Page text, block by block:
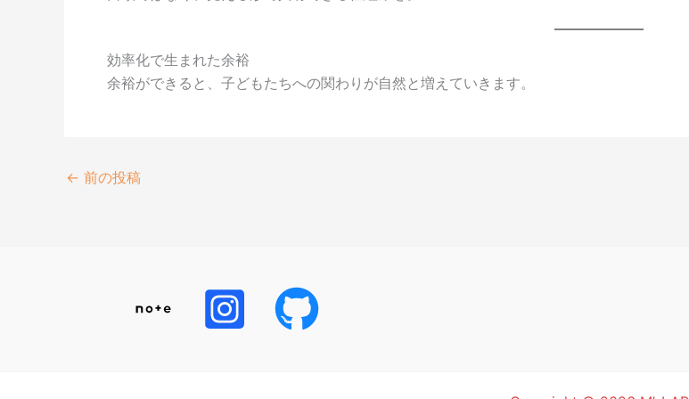
効率化で生まれた余裕
余裕ができると、子どもたちへの関わりが自然と増えていきます。
← 前の投稿